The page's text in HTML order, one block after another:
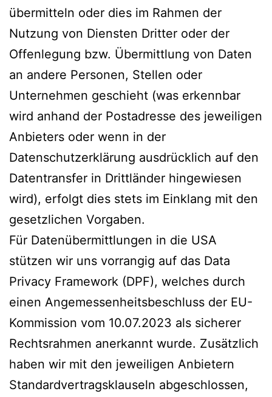
übermitteln oder dies im Rahmen der
Nutzung von Diensten Dritter oder der
Offenlegung bzw. Übermittlung von Daten
an andere Personen, Stellen oder
Unternehmen geschieht (was erkennbar
wird anhand der Postadresse des jeweiligen
Anbieters oder wenn in der
Datenschutzerklärung ausdrücklich auf den
Datentransfer in Drittländer hingewiesen
wird), erfolgt dies stets im Einklang mit den
gesetzlichen Vorgaben.
Für Datenübermittlungen in die USA
stützen wir uns vorrangig auf das Data
Privacy Framework (DPF), welches durch
einen Angemessenheitsbeschluss der EU-
Kommission vom 10.07.2023 als sicherer
Rechtsrahmen anerkannt wurde. Zusätzlich
haben wir mit den jeweiligen Anbietern
Standardvertragsklauseln abgeschlossen,